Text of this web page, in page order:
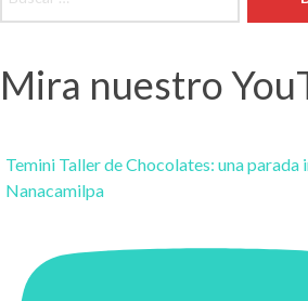
Mira nuestro
Temini Taller de Chocolates: una parada
Nanacamilpa